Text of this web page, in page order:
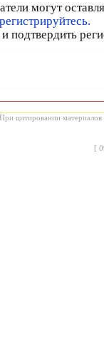
могут
подтвердить
При цитировании материалов
[